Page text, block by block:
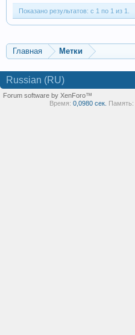
Показано результатов: с 1 по 1 из 1.
Главная Метки
Russian (RU)
Forum software by XenForo™
Время: 0,0980 сек. Память: